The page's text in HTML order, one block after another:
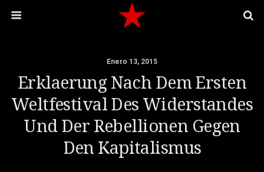
Enero 13, 2015
Erklaerung Nach Dem Ersten
Weltfestival Des Widerstandes
Und Der Rebellionen Gegen
Den Kapitalismus